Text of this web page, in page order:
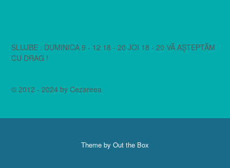
SLUJBE : DUMINICA 9 - 12 18 - 20 JOI 18 - 20 VĂ AȘTEPTĂM
CU DRAG !
© 2012 - 2024 by Cezareea
Theme by Out the Box